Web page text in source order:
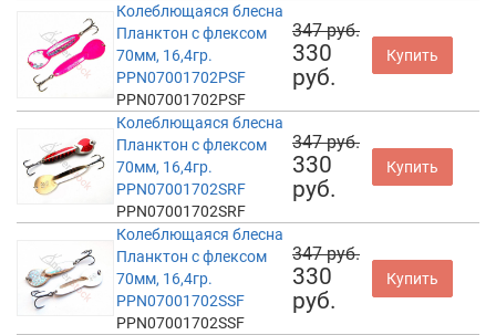
Колеблющаяся блесна
Планктон с флексом
70мм, 16,4гр.
PPN07001702PSF
PPN07001702PSF
347 руб.
330
руб.
Купить
Колеблющаяся блесна
Планктон с флексом
70мм, 16,4гр.
PPN07001702SRF
PPN07001702SRF
347 руб.
330
руб.
Купить
Колеблющаяся блесна
Планктон с флексом
70мм, 16,4гр.
PPN07001702SSF
PPN07001702SSF
347 руб.
330
руб.
Купить